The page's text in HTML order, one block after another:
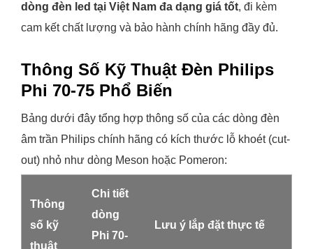
dòng đèn led tại Việt Nam đa dạng giá tốt, đi kèm
cam kết chất lượng và bảo hành chính hãng đầy đủ.
Thông Số Kỹ Thuật Đèn Philips
Phi 70-75 Phổ Biến
Bảng dưới đây tổng hợp thông số của các dòng đèn
âm trần Philips chính hãng có kích thước lỗ khoét (cut-
out) nhỏ như dòng Meson hoặc Pomeron:
Thông
số kỹ
thuật
Chi tiết
dòng
Phi 70-
Lưu ý lắp đặt thực tế